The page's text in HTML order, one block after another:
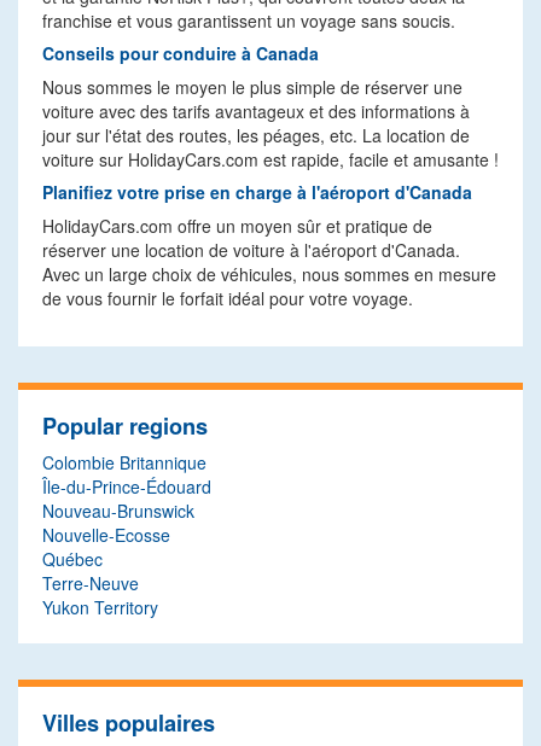
franchise et vous garantissent un voyage sans soucis.
Conseils pour conduire à Canada
Nous sommes le moyen le plus simple de réserver une
voiture avec des tarifs avantageux et des informations à
jour sur l'état des routes, les péages, etc. La location de
voiture sur HolidayCars.com est rapide, facile et amusante !
Planifiez votre prise en charge à l'aéroport d'Canada
HolidayCars.com offre un moyen sûr et pratique de
réserver une location de voiture à l'aéroport d'Canada.
Avec un large choix de véhicules, nous sommes en mesure
de vous fournir le forfait idéal pour votre voyage.
Popular regions
Colombie Britannique
Île-du-Prince-Édouard
Nouveau-Brunswick
Nouvelle-Ecosse
Québec
Terre-Neuve
Yukon Territory
Villes populaires